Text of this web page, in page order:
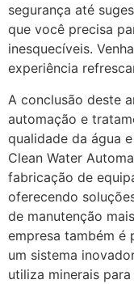
segurança até
que você precisa
inesquecíveis.
experiência
A conclusão deste
automação e
qualidade da água
Clean Water
fabricação de
oferecendo
de manutenção
empresa também é
um sistema
utiliza minerais